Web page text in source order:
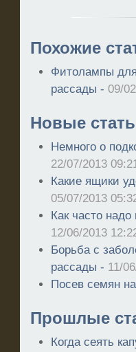
Похожие
Фитолампы
рассады -09/
Новые
Немного о
22/07/2013
Какие ящики
05/07/2013
Как часто
12/06/2013
Борьба с
рассады - 11/
Посев семян
Прошлые
Когда сеять